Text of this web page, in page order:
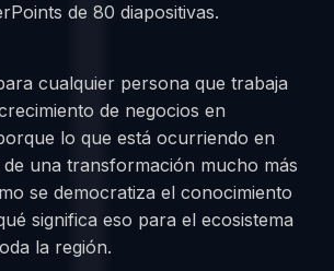
de 80 diapositivas.
cualquier persona que trabaja
de negocios en
lo que está ocurriendo en
de una transformación mucho más
se democratiza el conocimiento
significa eso para el ecosistema
la región.